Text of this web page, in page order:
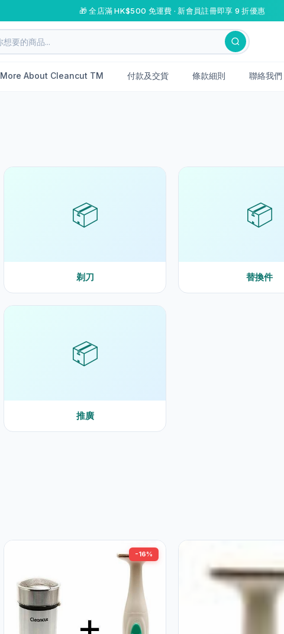
🎁 全店滿 HK$500 免運費 · 新會員註冊即享 9 折優惠
More About Cleancut TM 付款及交貨 條款細則 聯絡我們
📦
剃刀
📦
替換件
📦
推廣
-16%